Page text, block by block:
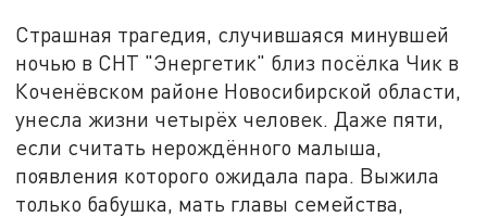
Страшная трагедия, случившаяся минувшей
ночью в СНТ "Энергетик" близ посёлка Чик в
Коченёвском районе Новосибирской области,
унесла жизни четырёх человек. Даже пяти,
если считать нерождённого малыша,
появления которого ожидала пара. Выжила
только бабушка, мать главы семейства,